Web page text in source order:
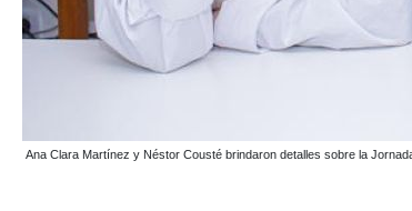
Martínez durante la charla con diario EL TIEMPO.